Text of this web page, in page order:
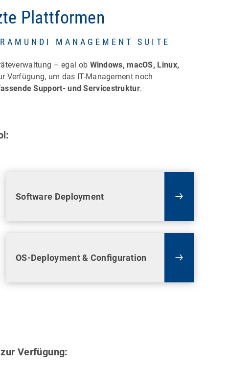
Plattformen
MANAGEMENT SUITE
– egal ob Windows, macOS, Linux,
Verfügung, um das IT-Management noch
Support- und Servicestruktur.
Software Deployment
OS-Deployment & Configuration
Verfügung: